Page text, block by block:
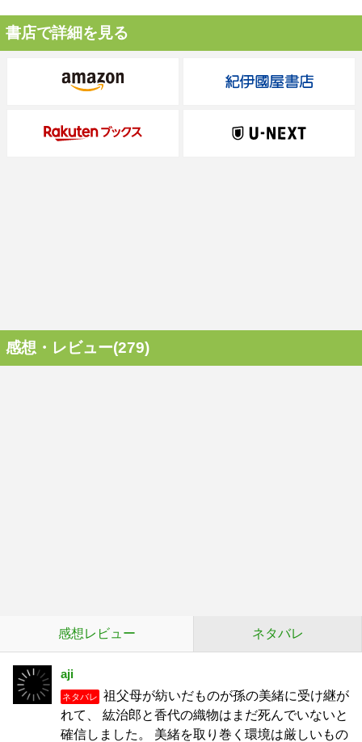
書店で詳細を見る
感想・レビュー(279)
感想レビュー ネタバレ
aji
ネタバレ
祖父母が紡いだものが孫の美緒に受け継が
れて、 紘治郎と香代の織物はまだ死んでいないと
確信しました。 美緒を取り巻く環境は厳しいもの